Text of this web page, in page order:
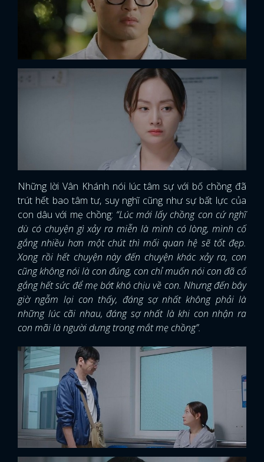
Những lời Vân Khánh nói lúc tâm sự với bố chồng đã
trút hết bao tâm tư, suy nghĩ cũng như sự bất lực của
con dâu với mẹ chồng: “Lúc mới lấy chồng con cứ nghĩ
dù có chuyện gì xảy ra miễn là mình có lòng, mình cố
gắng nhiều hơn một chút thì mối quan hệ sẽ tốt đẹp.
Xong rồi hết chuyện này đến chuyện khác xảy ra, con
cũng không nói là con đúng, con chỉ muốn nói con đã cố
gắng hết sức để mẹ bớt khó chịu về con. Nhưng đến bây
giờ ngẫm lại con thấy, đáng sợ nhất không phải là
những lúc cãi nhau, đáng sợ nhất là khi con nhận ra
con mãi là người dưng trong mắt mẹ chồng”.